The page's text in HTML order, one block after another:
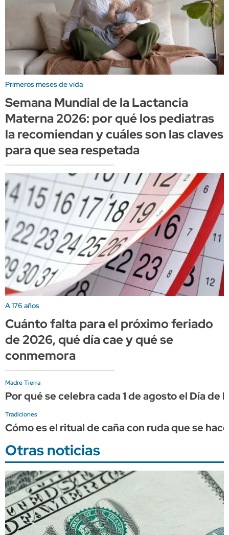
Primeros meses de vida
Semana Mundial de la Lactancia
Materna 2026: por qué los pediatras
la recomiendan y cuáles son las claves
para que sea respetada
A 176 años
Cuánto falta para el próximo feriado
de 2026, qué día cae y qué se
conmemora
Madre Tierra
Por qué se celebra cada 1 de agosto el Día
Tradiciones
Cómo es el ritual de caña con ruda que se
Otras noticias